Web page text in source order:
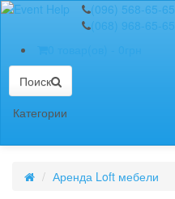
(096) 568-65-65
(068) 968-65-65
Поиск
Категории
Аренда Loft мебели